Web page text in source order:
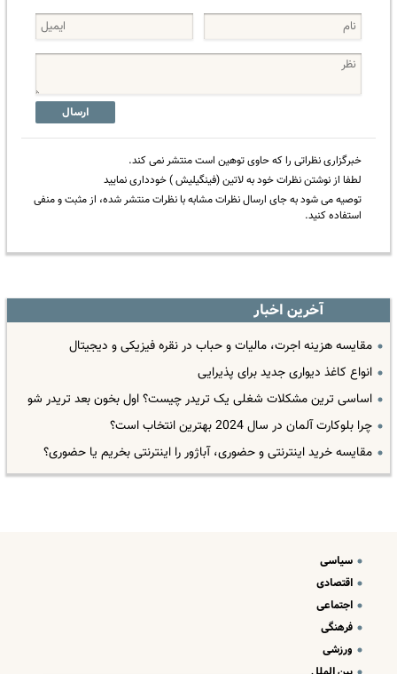
ارسال
خبرگزاری نظراتی را که حاوی توهین است منتشر نمی کند.
لطفا از نوشتن نظرات خود به لاتین (فینگیلیش ) خودداری نمایید
توصیه می شود به جای ارسال نظرات مشابه با نظرات منتشر شده، از مثبت و منفی
استفاده کنید.
آخرین اخبار
مقایسه هزینه اجرت، مالیات و حباب در نقره فیزیکی و دیجیتال
انواع کاغذ دیواری جدید برای پذیرایی
اساسی ترین مشکلات شغلی یک تریدر چیست؟ اول بخون بعد تریدر شو
چرا بلوکارت آلمان در سال 2024 بهترین انتخاب است؟
مقایسه خرید اینترنتی و حضوری، آباژور را اینترنتی بخریم یا حضوری؟
سیاسی
اقتصادی
اجتماعی
فرهنگی
ورزشی